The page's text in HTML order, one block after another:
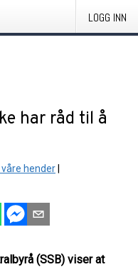
LOGG INN
har råd til å
hender
(SSB) viser at